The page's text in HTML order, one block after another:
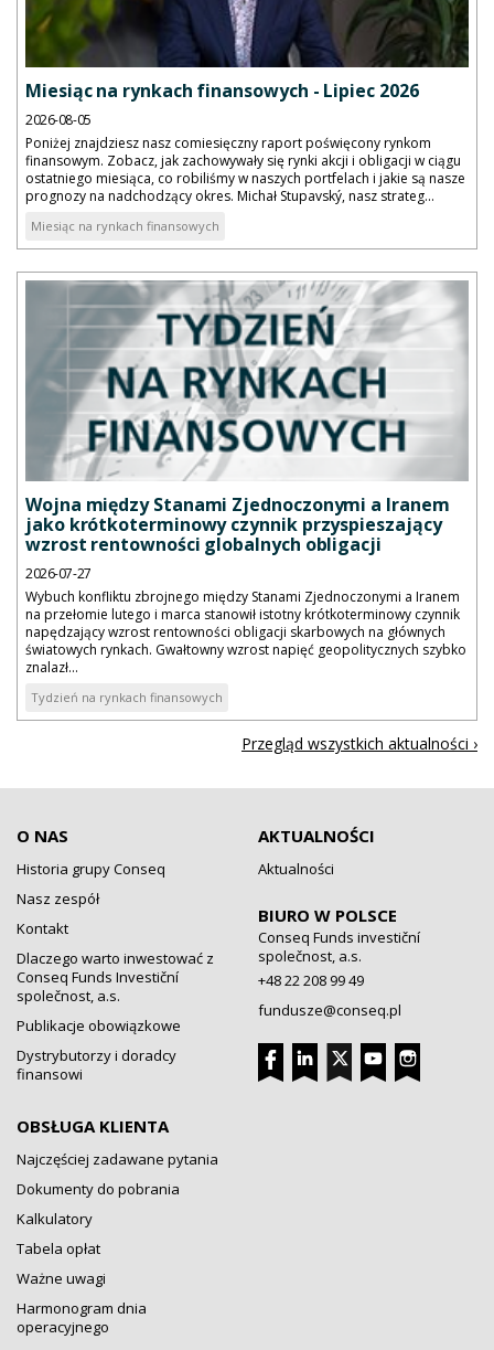
Miesiąc na rynkach finansowych - Lipiec 2026
2026-08-05
Poniżej znajdziesz nasz comiesięczny raport poświęcony rynkom
finansowym. Zobacz, jak zachowywały się rynki akcji i obligacji w ciągu
ostatniego miesiąca, co robiliśmy w naszych portfelach i jakie są nasze
prognozy na nadchodzący okres. Michał Stupavský, nasz strateg...
Miesiąc na rynkach finansowych
Wojna między Stanami Zjednoczonymi a Iranem
jako krótkoterminowy czynnik przyspieszający
wzrost rentowności globalnych obligacji
2026-07-27
Wybuch konfliktu zbrojnego między Stanami Zjednoczonymi a Iranem
na przełomie lutego i marca stanowił istotny krótkoterminowy czynnik
napędzający wzrost rentowności obligacji skarbowych na głównych
światowych rynkach. Gwałtowny wzrost napięć geopolitycznych szybko
znalazł...
Tydzień na rynkach finansowych
Przegląd wszystkich aktualności ›
O NAS
Historia grupy Conseq
Nasz zespół
Kontakt
Dlaczego warto inwestować z
Conseq Funds Investiční
společnost, a.s.
Publikacje obowiązkowe
Dystrybutorzy i doradcy
finansowi
OBSŁUGA KLIENTA
Najczęściej zadawane pytania
Dokumenty do pobrania
Kalkulatory
Tabela opłat
Ważne uwagi
Harmonogram dnia
operacyjnego
AKTUALNOŚCI
Aktualności
BIURO W POLSCE
Conseq Funds investiční
společnost, a.s.
+48 22 208 99 49
fundusze@conseq.pl